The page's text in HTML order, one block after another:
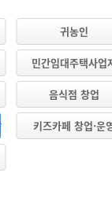
귀농인
민간임대주택사업
음식점 창업
키즈카페 창업·운